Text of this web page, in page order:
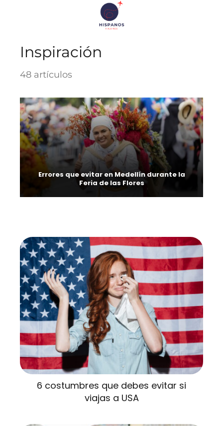
Inspiración
48 artículos
Errores que evitar en Medellín durante la
Feria de las Flores
6 costumbres que debes evitar si
viajas a USA